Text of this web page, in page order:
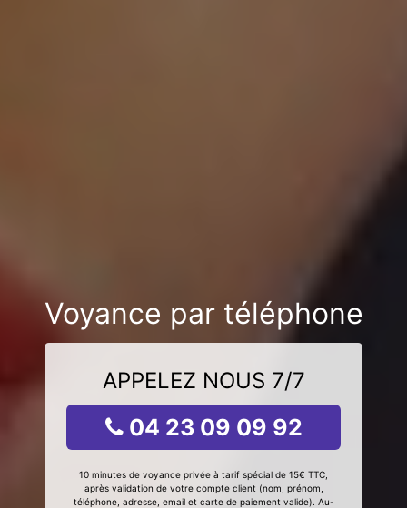
Voyance par téléphone
APPELEZ NOUS 7/7
04 23 09 09 92
10 minutes de voyance privée à tarif spécial de 15€ TTC,
après validation de votre compte client (nom, prénom,
téléphone, adresse, email et carte de paiement valide). Au-